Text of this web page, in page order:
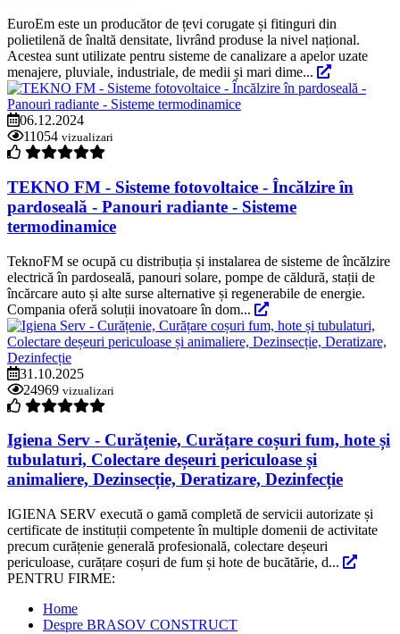
EuroEm este un producător de țevi corugate și fitinguri din
polietilenă de înaltă densitate, livrând produse la nivel național.
Acestea sunt utilizate pentru sisteme de canalizare a apelor uzate
menajere, pluviale, industriale, de medii și mari dime...
06.12.2024
11054 vizualizari
TEKNO FM - Sisteme fotovoltaice - Încălzire în
pardoseală - Panouri radiante - Sisteme
termodinamice
TeknoFM se ocupă cu distribuția și instalarea de sisteme de încălzire
electrică în pardoseală, panouri solare, pompe de căldură, stații de
încărcare auto și alte surse alternative și regenerabile de energie.
Compania oferă soluții inovatoare în dom...
31.10.2025
24969 vizualizari
Igiena Serv - Curățenie, Curățare coșuri fum, hote și
tubulaturi, Colectare deșeuri periculoase și
animaliere, Dezinsecție, Deratizare, Dezinfecție
IGIENA SERV execută o gamă completă de servicii autorizate și
certificate de instituții competente în multiple domenii de activitate
precum curățenie generală profesională, colectare deșeuri
periculoase, curățare coșuri de fum și hote de bucătărie, d...
PENTRU FIRME:
Home
Despre BRASOV CONSTRUCT